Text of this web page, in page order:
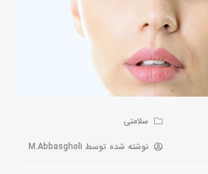
سلامتی
نوشته شده توسط M.Abbasgholi